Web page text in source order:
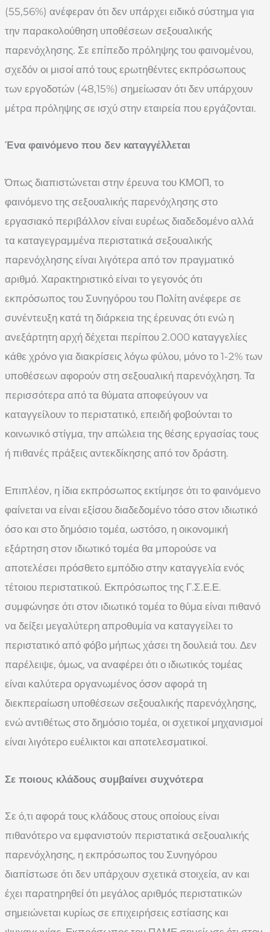
(55,56%) ανέφεραν ότι δεν υπάρχει ειδικό σύστημα για
την παρακολούθηση υποθέσεων σεξουαλικής
παρενόχλησης. Σε επίπεδο πρόληψης του φαινομένου,
σχεδόν οι μισοί από τους ερωτηθέντες εκπρόσωπους
των εργοδοτών (48,15%) σημείωσαν ότι δεν υπάρχουν
μέτρα πρόληψης σε ισχύ στην εταιρεία που εργάζονται.
Ένα φαινόμενο που δεν καταγγέλλεται
Όπως διαπιστώνεται στην έρευνα του ΚΜΟΠ, το
φαινόμενο της σεξουαλικής παρενόχλησης στο
εργασιακό περιβάλλον είναι ευρέως διαδεδομένο αλλά
τα καταγεγραμμένα περιστατικά σεξουαλικής
παρενόχλησης είναι λιγότερα από τον πραγματικό
αριθμό. Χαρακτηριστικό είναι το γεγονός ότι
εκπρόσωπος του Συνηγόρου του Πολίτη ανέφερε σε
συνέντευξη κατά τη διάρκεια της έρευνας ότι ενώ η
ανεξάρτητη αρχή δέχεται περίπου 2.000 καταγγελίες
κάθε χρόνο για διακρίσεις λόγω φύλου, μόνο το 1-2% των
υποθέσεων αφορούν στη σεξουαλική παρενόχληση. Τα
περισσότερα από τα θύματα αποφεύγουν να
καταγγείλουν το περιστατικό, επειδή φοβούνται το
κοινωνικό στίγμα, την απώλεια της θέσης εργασίας τους
ή πιθανές πράξεις αντεκδίκησης από τον δράστη.
Επιπλέον, η ίδια εκπρόσωπος εκτίμησε ότι το φαινόμενο
φαίνεται να είναι εξίσου διαδεδομένο τόσο στον ιδιωτικό
όσο και στο δημόσιο τομέα, ωστόσο, η οικονομική
εξάρτηση στον ιδιωτικό τομέα θα μπορούσε να
αποτελέσει πρόσθετο εμπόδιο στην καταγγελία ενός
τέτοιου περιστατικού. Εκπρόσωπος της Γ.Σ.Ε.Ε.
συμφώνησε ότι στον ιδιωτικό τομέα το θύμα είναι πιθανό
να δείξει μεγαλύτερη απροθυμία να καταγγείλει το
περιστατικό από φόβο μήπως χάσει τη δουλειά του. Δεν
παρέλειψε, όμως, να αναφέρει ότι ο ιδιωτικός τομέας
είναι καλύτερα οργανωμένος όσον αφορά τη
διεκπεραίωση υποθέσεων σεξουαλικής παρενόχλησης,
ενώ αντιθέτως στο δημόσιο τομέα, οι σχετικοί μηχανισμοί
είναι λιγότερο ευέλικτοι και αποτελεσματικοί.
Σε ποιους κλάδους συμβαίνει συχνότερα
Σε ό,τι αφορά τους κλάδους στους οποίους είναι
πιθανότερο να εμφανιστούν περιστατικά σεξουαλικής
παρενόχλησης, η εκπρόσωπος του Συνηγόρου
διαπίστωσε ότι δεν υπάρχουν σχετικά στοιχεία, αν και
έχει παρατηρηθεί ότι μεγάλος αριθμός περιστατικών
σημειώνεται κυρίως σε επιχειρήσεις εστίασης και